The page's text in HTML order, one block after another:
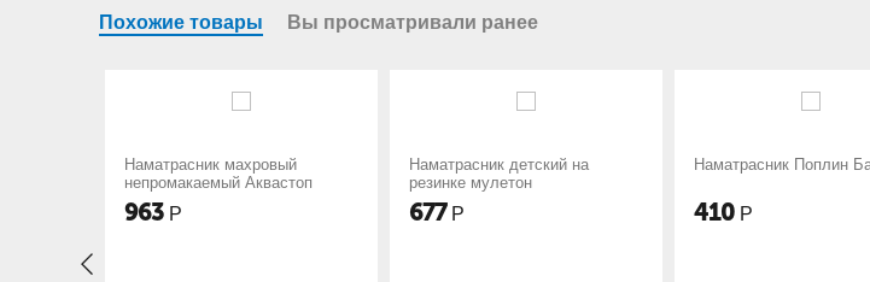
Похожие товары Вы просматривали ранее
Аквастоп
Наматрасник детский на
резинке мулетон
Наматрасник Поплин Бамбук